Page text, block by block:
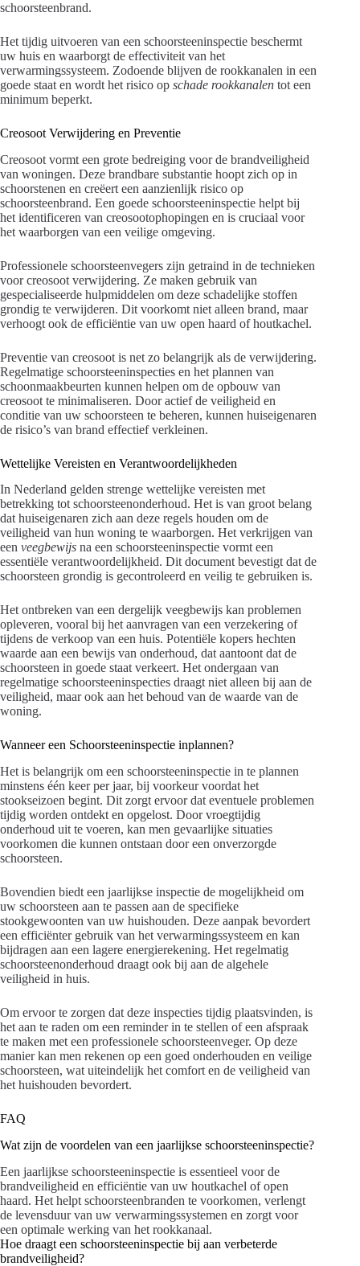
schoorsteenbrand.
Het tijdig uitvoeren van een schoorsteeninspectie beschermt
uw huis en waarborgt de effectiviteit van het
verwarmingssysteem. Zodoende blijven de rookkanalen in een
goede staat en wordt het risico op schade rookkanalen tot een
minimum beperkt.
Creosoot Verwijdering en Preventie
Creosoot vormt een grote bedreiging voor de brandveiligheid
van woningen. Deze brandbare substantie hoopt zich op in
schoorstenen en creëert een aanzienlijk risico op
schoorsteenbrand. Een goede schoorsteeninspectie helpt bij
het identificeren van creosootophopingen en is cruciaal voor
het waarborgen van een veilige omgeving.
Professionele schoorsteenvegers zijn getraind in de technieken
voor creosoot verwijdering. Ze maken gebruik van
gespecialiseerde hulpmiddelen om deze schadelijke stoffen
grondig te verwijderen. Dit voorkomt niet alleen brand, maar
verhoogt ook de efficiëntie van uw open haard of houtkachel.
Preventie van creosoot is net zo belangrijk als de verwijdering.
Regelmatige schoorsteeninspecties en het plannen van
schoonmaakbeurten kunnen helpen om de opbouw van
creosoot te minimaliseren. Door actief de veiligheid en
conditie van uw schoorsteen te beheren, kunnen huiseigenaren
de risico’s van brand effectief verkleinen.
Wettelijke Vereisten en Verantwoordelijkheden
In Nederland gelden strenge wettelijke vereisten met
betrekking tot schoorsteenonderhoud. Het is van groot belang
dat huiseigenaren zich aan deze regels houden om de
veiligheid van hun woning te waarborgen. Het verkrijgen van
een veegbewijs na een schoorsteeninspectie vormt een
essentiële verantwoordelijkheid. Dit document bevestigt dat de
schoorsteen grondig is gecontroleerd en veilig te gebruiken is.
Het ontbreken van een dergelijk veegbewijs kan problemen
opleveren, vooral bij het aanvragen van een verzekering of
tijdens de verkoop van een huis. Potentiële kopers hechten
waarde aan een bewijs van onderhoud, dat aantoont dat de
schoorsteen in goede staat verkeert. Het ondergaan van
regelmatige schoorsteeninspecties draagt niet alleen bij aan de
veiligheid, maar ook aan het behoud van de waarde van de
woning.
Wanneer een Schoorsteeninspectie inplannen?
Het is belangrijk om een schoorsteeninspectie in te plannen
minstens één keer per jaar, bij voorkeur voordat het
stookseizoen begint. Dit zorgt ervoor dat eventuele problemen
tijdig worden ontdekt en opgelost. Door vroegtijdig
onderhoud uit te voeren, kan men gevaarlijke situaties
voorkomen die kunnen ontstaan door een onverzorgde
schoorsteen.
Bovendien biedt een jaarlijkse inspectie de mogelijkheid om
uw schoorsteen aan te passen aan de specifieke
stookgewoonten van uw huishouden. Deze aanpak bevordert
een efficiënter gebruik van het verwarmingssysteem en kan
bijdragen aan een lagere energierekening. Het regelmatig
schoorsteenonderhoud draagt ook bij aan de algehele
veiligheid in huis.
Om ervoor te zorgen dat deze inspecties tijdig plaatsvinden, is
het aan te raden om een reminder in te stellen of een afspraak
te maken met een professionele schoorsteenveger. Op deze
manier kan men rekenen op een goed onderhouden en veilige
schoorsteen, wat uiteindelijk het comfort en de veiligheid van
het huishouden bevordert.
FAQ
Wat zijn de voordelen van een jaarlijkse schoorsteeninspectie?
Een jaarlijkse schoorsteeninspectie is essentieel voor de
brandveiligheid en efficiëntie van uw houtkachel of open
haard. Het helpt schoorsteenbranden te voorkomen, verlengt
de levensduur van uw verwarmingssystemen en zorgt voor
een optimale werking van het rookkanaal.
Hoe draagt een schoorsteeninspectie bij aan verbeterde
brandveiligheid?